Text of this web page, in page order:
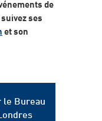
de
ses
et son
le Bureau